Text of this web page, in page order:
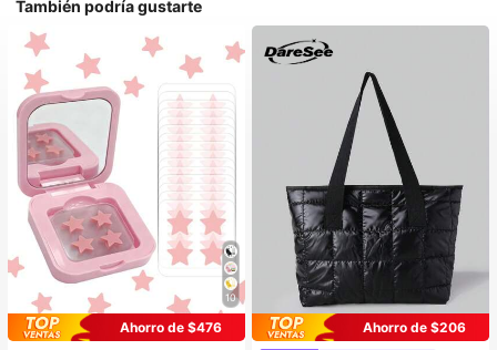
También podría gustarte
10
Ahorro de $476
Ahorro de $206